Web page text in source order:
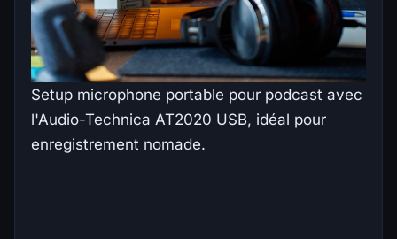
Setup microphone portable pour podcast avec
l'Audio-Technica AT2020 USB, idéal pour
enregistrement nomade.